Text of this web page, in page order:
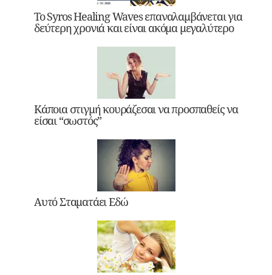
Το Syros Healing Waves επαναλαμβάνεται για
δεύτερη χρονιά και είναι ακόμα μεγαλύτερο
Κάποια στιγμή κουράζεσαι να προσπαθείς να
είσαι “σωστός”
Αυτό Σταματάει Εδώ